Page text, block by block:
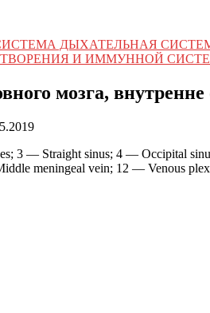
ДЫХАТЕЛЬНАЯ
И ИММУННОЙ
мозга,
3 — Straight sinus; 4 — Occipital
meningeal vein; 12 — Venous